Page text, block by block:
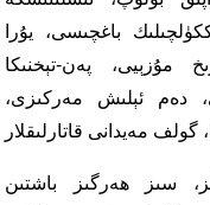
باغچىسى، يۇرا
مۇزېيى، پەن-تېخنىكا
دەم ئېلىش مەركىزى،
سىز ھەرگىز باشتىن